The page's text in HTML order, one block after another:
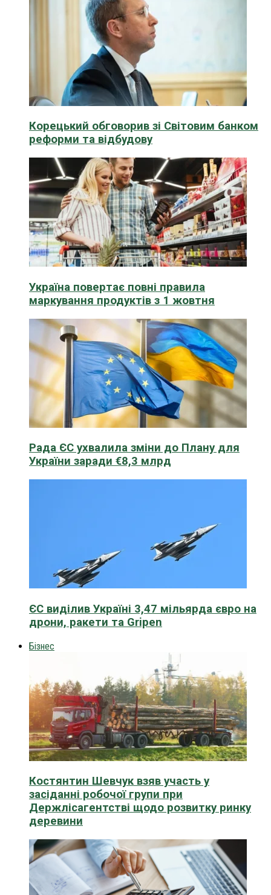
Корецький обговорив зі Світовим банком
реформи та відбудову
Україна повертає повні правила
маркування продуктів з 1 жовтня
Рада ЄС ухвалила зміни до Плану для
України заради €8,3 млрд
ЄС виділив Україні 3,47 мільярда євро на
дрони, ракети та Gripen
Бізнес
Костянтин Шевчук взяв участь у
засіданні робочої групи при
Держлісагентстві щодо розвитку ринку
деревини